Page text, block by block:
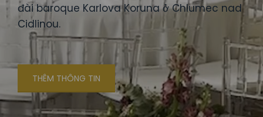
đài baroque Karlova Koruna ở Chlumec nad
Cidlinou.
THÊM THÔNG TIN